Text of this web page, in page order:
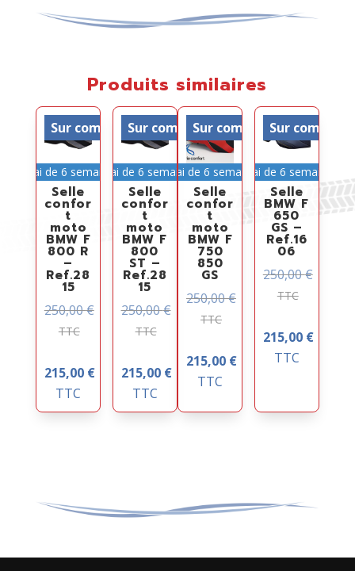
Produits similaires
Sur commande
Délai de 6 semaines
Selle
confor
t
moto
BMW F
800 R
–
Ref.28
15
250,00€
TTC
215,00 €
TTC
Sur commande
Délai de 6 semaines
Selle
confor
t
moto
BMW F
800
ST –
Ref.28
15
250,00€
TTC
215,00 €
TTC
Sur commande
Délai de 6 semaines
Selle
confor
t
moto
BMW F
750
850
GS
250,00€
TTC
215,00 €
TTC
Sur
Délai de 6 semaines
Selle
BMW F
650
GS –
Ref.16
06
250,00€
TTC
215,00 €
TTC